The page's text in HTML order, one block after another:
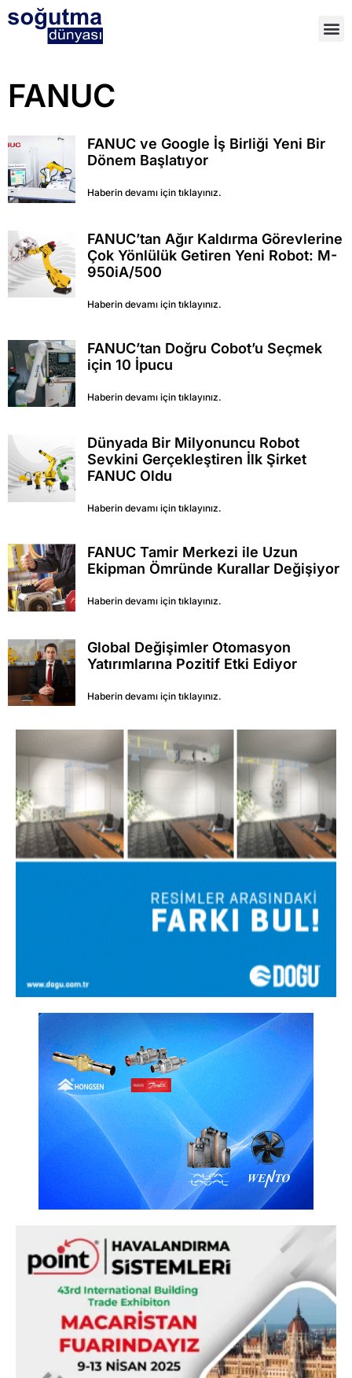
FANUC
FANUC ve Google İş Birliği Yeni Bir
Dönem Başlatıyor
Haberin devamı için tıklayınız.
FANUC’tan Ağır Kaldırma Görevlerine
Çok Yönlülük Getiren Yeni Robot: M-
950iA/500
Haberin devamı için tıklayınız.
FANUC’tan Doğru Cobot’u Seçmek
için 10 İpucu
Haberin devamı için tıklayınız.
Dünyada Bir Milyonuncu Robot
Sevkini Gerçekleştiren İlk Şirket
FANUC Oldu
Haberin devamı için tıklayınız.
FANUC Tamir Merkezi ile Uzun
Ekipman Ömründe Kurallar Değişiyor
Haberin devamı için tıklayınız.
Global Değişimler Otomasyon
Yatırımlarına Pozitif Etki Ediyor
Haberin devamı için tıklayınız.